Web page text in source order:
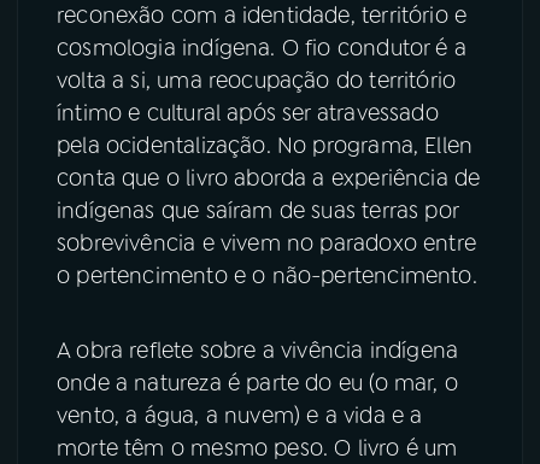
reconexão com a identidade, território e
cosmologia indígena. O fio condutor é a
volta a si, uma reocupação do território
íntimo e cultural após ser atravessado
pela ocidentalização. No programa, Ellen
conta que o livro aborda a experiência de
indígenas que saíram de suas terras por
sobrevivência e vivem no paradoxo entre
o pertencimento e o não-pertencimento.
A obra reflete sobre a vivência indígena
onde a natureza é parte do eu (o mar, o
vento, a água, a nuvem) e a vida e a
morte têm o mesmo peso. O livro é um